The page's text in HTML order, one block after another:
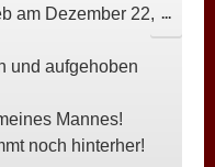
am Dezember 22,
und aufgehoben
Mannes!
noch hinterher!
...DIESE